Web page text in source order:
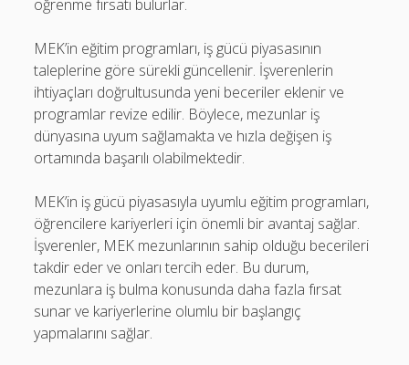
öğrenme fırsatı bulurlar.
MEK’in eğitim programları, iş gücü piyasasının
taleplerine göre sürekli güncellenir. İşverenlerin
ihtiyaçları doğrultusunda yeni beceriler eklenir ve
programlar revize edilir. Böylece, mezunlar iş
dünyasına uyum sağlamakta ve hızla değişen iş
ortamında başarılı olabilmektedir.
MEK’in iş gücü piyasasıyla uyumlu eğitim programları,
öğrencilere kariyerleri için önemli bir avantaj sağlar.
İşverenler, MEK mezunlarının sahip olduğu becerileri
takdir eder ve onları tercih eder. Bu durum,
mezunlara iş bulma konusunda daha fazla fırsat
sunar ve kariyerlerine olumlu bir başlangıç
yapmalarını sağlar.